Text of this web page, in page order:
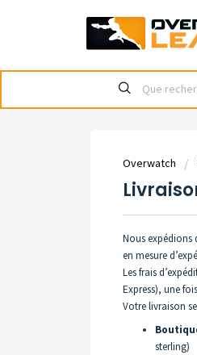
Overwatch
Nous expédions
en mesure
Les frais
Express), une
Votre livraison
sterling)